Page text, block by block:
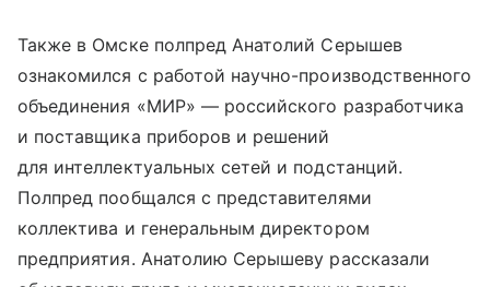
Также в Омске полпред Анатолий Серышев
ознакомился с работой научно-производственного
объединения «МИР» — российского разработчика
и поставщика приборов и решений
для интеллектуальных сетей и подстанций.
Полпред пообщался с представителями
коллектива и генеральным директором
предприятия. Анатолию Серышеву рассказали